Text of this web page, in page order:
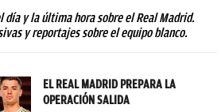
y la última hora sobre el Real Madrid.
y reportajes sobre el equipo blanco.
EL REAL MADRID PREPARA LA
OPERACIÓN SALIDA